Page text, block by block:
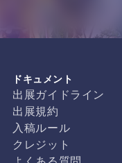
ドキュメント
出展ガイドライン
出展規約
入稿ルール
クレジット